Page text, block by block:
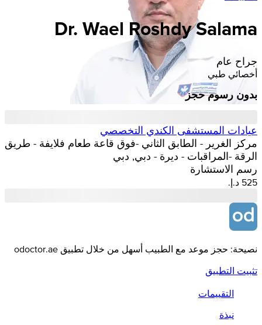
Dr. Wael Roshdy Salama
جراح عام
أخصائي طبي
بدون رسوم حجز
عيادات المستشفى الكندي التخصصي
مركز الغرير - الطابق الثاني -فوق قاعة طعام فلايفة - طريق
الرقة -المراقبات - ديرة - دبي, دبي
رسم الاستشارة
نصيحة: حجز موعد مع الطبيب أسهل من خلال تطبيق odoctor.ae
تثبيت التطبيق
التقييمات
نبذة